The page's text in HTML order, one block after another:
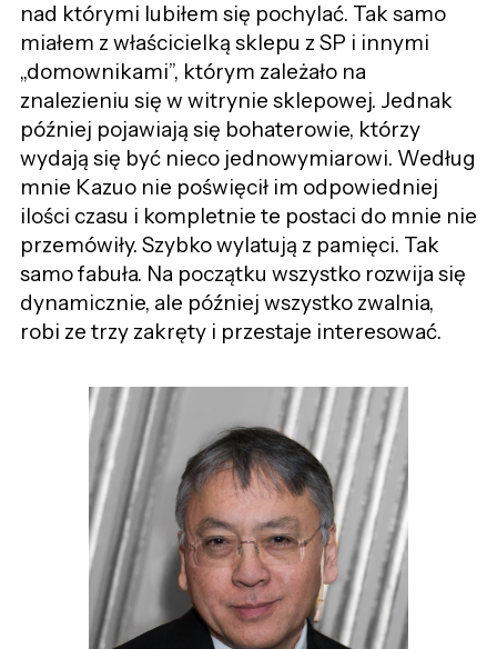
nad którymi lubiłem się pochylać. Tak samo
miałem z właścicielką sklepu z SP i innymi
„domownikami”, którym zależało na
znalezieniu się w witrynie sklepowej. Jednak
później pojawiają się bohaterowie, którzy
wydają się być nieco jednowymiarowi. Według
mnie Kazuo nie poświęcił im odpowiedniej
ilości czasu i kompletnie te postaci do mnie nie
przemówiły. Szybko wylatują z pamięci. Tak
samo fabuła. Na początku wszystko rozwija się
dynamicznie, ale później wszystko zwalnia,
robi ze trzy zakręty i przestaje interesować.